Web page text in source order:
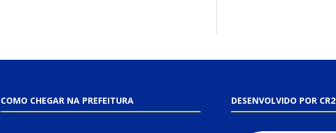
COMO CHEGAR NA PREFEITURA DESENVOLVIDO POR CR2